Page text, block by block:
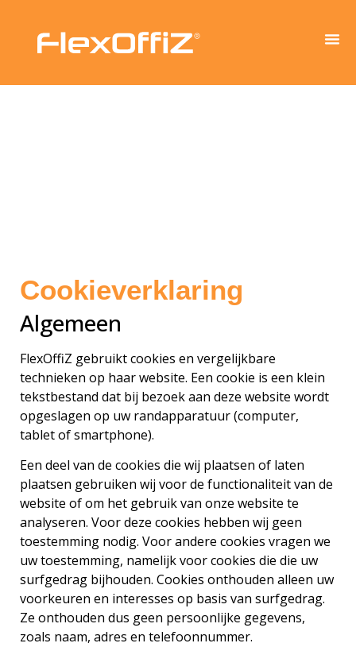
Cookieverklaring
Algemeen
FlexOffiZ gebruikt cookies en vergelijkbare
technieken op haar website. Een cookie is een klein
tekstbestand dat bij bezoek aan deze website wordt
opgeslagen op uw randapparatuur (computer,
tablet of smartphone).
Een deel van de cookies die wij plaatsen of laten
plaatsen gebruiken wij voor de functionaliteit van de
website of om het gebruik van onze website te
analyseren. Voor deze cookies hebben wij geen
toestemming nodig. Voor andere cookies vragen we
uw toestemming, namelijk voor cookies die die uw
surfgedrag bijhouden. Cookies onthouden alleen uw
voorkeuren en interesses op basis van surfgedrag.
Ze onthouden dus geen persoonlijke gegevens,
zoals naam, adres en telefoonnummer.